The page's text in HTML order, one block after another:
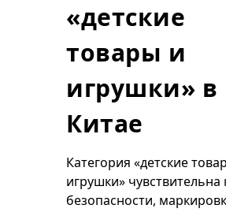
«детские
товары и
игрушки» в
Китае
Категория «детские
игрушки» чувствительна
безопасности,